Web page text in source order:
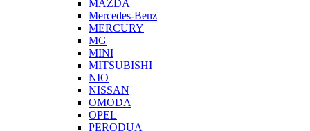
MAZDA
Mercedes-Benz
MERCURY
MG
MINI
MITSUBISHI
NIO
NISSAN
OMODA
OPEL
PERODUA